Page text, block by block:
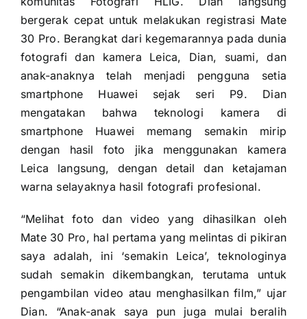
bergerak cepat untuk melakukan registrasi Mate
30 Pro. Berangkat dari kegemarannya pada dunia
fotografi dan kamera Leica, Dian, suami, dan
anak-anaknya telah menjadi pengguna setia
smartphone Huawei sejak seri P9. Dian
mengatakan bahwa teknologi kamera di
smartphone Huawei memang semakin mirip
dengan hasil foto jika menggunakan kamera
Leica langsung, dengan detail dan ketajaman
warna selayaknya hasil fotografi profesional.
“Melihat foto dan video yang dihasilkan oleh
Mate 30 Pro, hal pertama yang melintas di pikiran
saya adalah, ini ‘semakin Leica’, teknologinya
sudah semakin dikembangkan, terutama untuk
pengambilan video atau menghasilkan film,” ujar
Dian. “Anak-anak saya pun juga mulai beralih